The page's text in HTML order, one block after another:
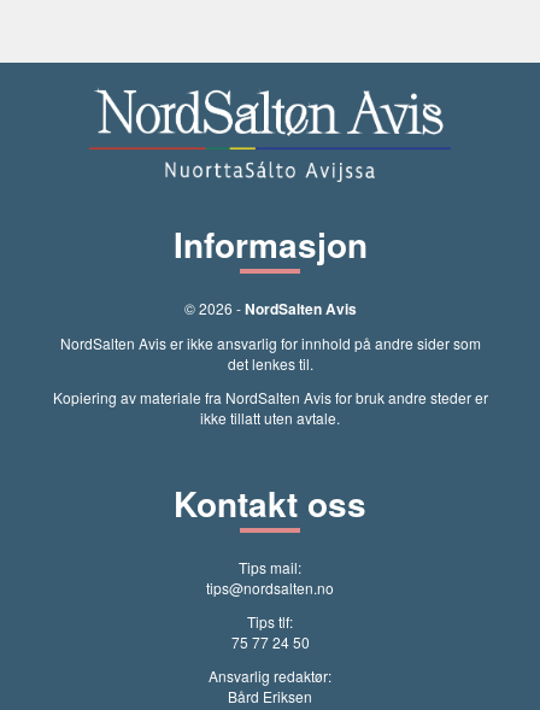
Informasjon
© 2026 -NordSalten Avis
NordSalten Avis er ikke ansvarlig for innhold på andre sider som
det lenkes til.
Kopiering av materiale fra NordSalten Avis for bruk andre steder er
ikke tillatt uten avtale.
Kontakt oss
Tips mail:
tips@nordsalten.no
Tips tlf:
75 77 24 50
Ansvarlig redaktør:
Bård Eriksen